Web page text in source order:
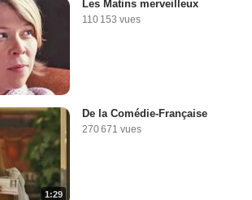
Les Matins merveilleux
110 153 vues
1:29
De la Comédie-Française
270 671 vues